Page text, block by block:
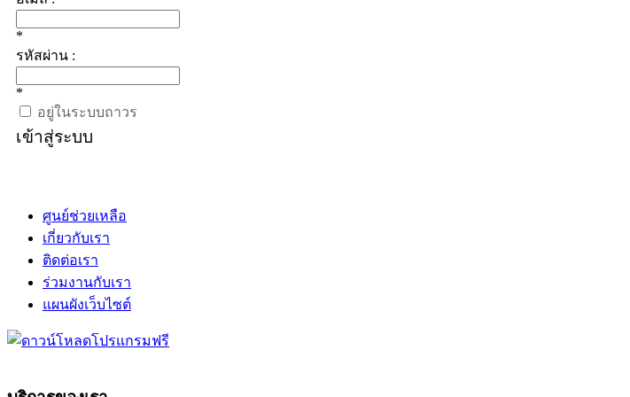
*
รหัสผ่าน :
*
อยู่ในระบบถาวร
เข้าสู่ระบบ
ศูนย์ช่วยเหลือ
เกี่ยวกับเรา
ติดต่อเรา
ร่วมงานกับเรา
แผนผังเว็บไซต์